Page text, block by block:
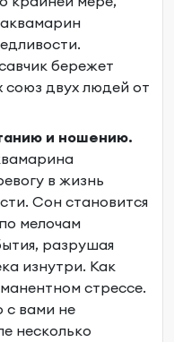
бережет
союз двух людей от
и ношению.
в жизнь
Сон становится
мелочам
разрушая
изнутри. Как
стрессе.
с вами не
несколько